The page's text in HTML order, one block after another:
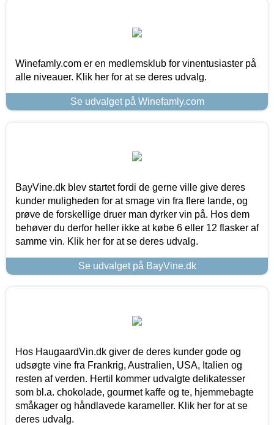
Winefamly.com er en medlemsklub for vinentusiaster på
alle niveauer. Klik her for at se deres udvalg.
Se udvalget på Winefamly.com
BayVine.dk blev startet fordi de gerne ville give deres
kunder muligheden for at smage vin fra flere lande, og
prøve de forskellige druer man dyrker vin på. Hos dem
behøver du derfor heller ikke at købe 6 eller 12 flasker af
samme vin. Klik her for at se deres udvalg.
Se udvalget på BayVine.dk
Hos HaugaardVin.dk giver de deres kunder gode og
udsøgte vine fra Frankrig, Australien, USA, Italien og
resten af verden. Hertil kommer udvalgte delikatesser
som bl.a. chokolade, gourmet kaffe og te, hjemmebagte
småkager og håndlavede karameller. Klik her for at se
deres udvalg.